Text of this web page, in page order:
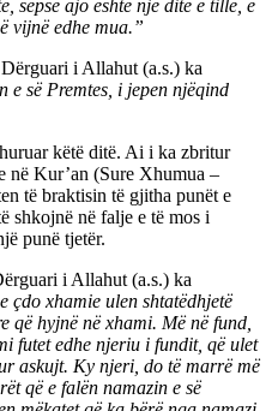
sepse ajo është një ditë e tillë, e
vijnë edhe mua.”
i Allahut (a.s.) ka
e së Premtes, i jepen njëqind
këtë ditë. Ai i ka zbritur
në Kur’an (Sure Xhumua –
të braktisin të gjitha punët e
shkojnë në falje e të mos i
punë tjetër.
i Allahut (a.s.) ka
çdo xhamie ulen shtatëdhjetë
që hyjnë në xhami. Më në fund,
futet edhe njeriu i fundit, që ulet
askujt. Ky njeri, do të marrë më
që e falën namazin e së